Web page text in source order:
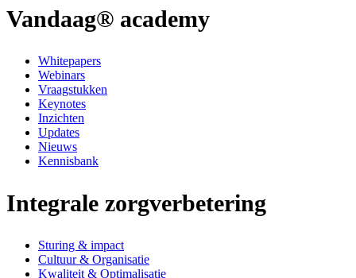
Vandaag® academy
Whitepapers
Webinars
Vraagstukken
Keynotes
Inzichten
Updates
Nieuws
Kennisbank
Integrale zorgverbetering
Sturing & impact
Cultuur & Organisatie
Kwaliteit & Optimalisatie